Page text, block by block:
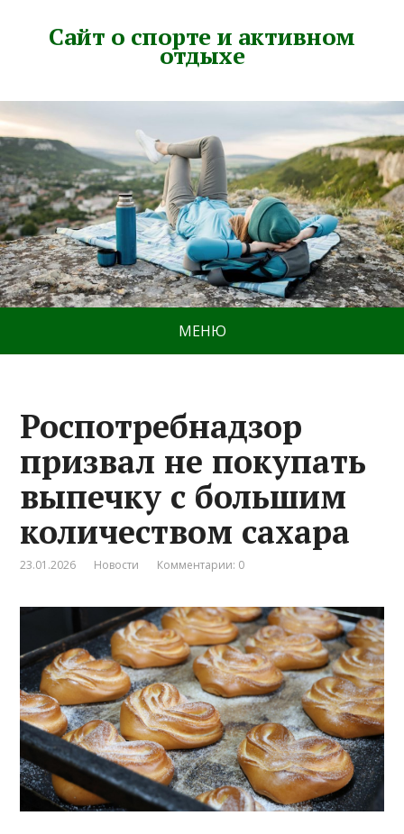
Сайт о спорте и активном
отдыхе
МЕНЮ
Роспотребнадзор
призвал не покупать
выпечку с большим
количеством сахара
23.01.2026 Новости Комментарии: 0